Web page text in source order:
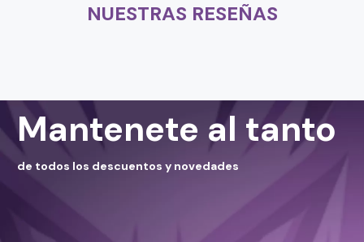
NUESTRAS RESEÑAS
Mantenete al tanto
de todos los descuentos y novedades